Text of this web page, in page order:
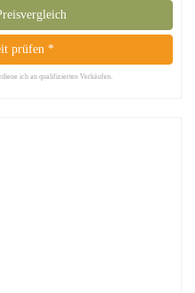
prüfen *
ich an qualifizierten Verkäufen.